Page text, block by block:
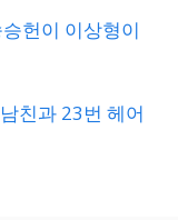
헌이 이상형이
친과 23번 헤어